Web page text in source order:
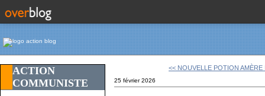
ACTION
COMMUNISTE
<< NOUVELLE POTION AMÈRE
25 février 2026